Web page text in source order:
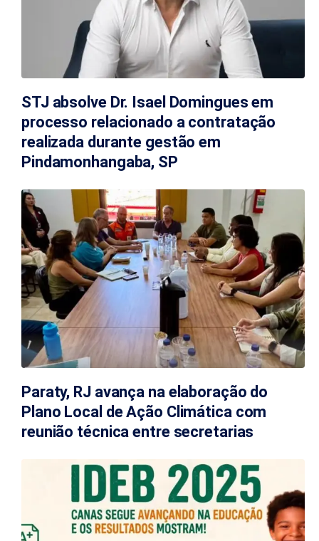
STJ absolve Dr. Isael Domingues em
processo relacionado a contratação
realizada durante gestão em
Pindamonhangaba, SP
Paraty, RJ avança na elaboração do
Plano Local de Ação Climática com
reunião técnica entre secretarias